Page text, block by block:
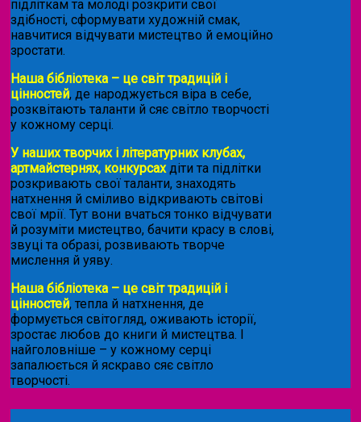
підліткам та молоді розкрити свої
здібності, сформувати художній смак,
навчитися відчувати мистецтво й емоційно
зростати.
Наша бібліотека – це світ традицій і
цінностей, де народжується віра в себе,
розквітають таланти й сяє світло творчості
у кожному серці.
У наших творчих і літературних клубах,
артмайстернях, конкурсахдіти та підлітки
розкривають свої таланти, знаходять
натхнення й сміливо відкривають світові
свої мрії. Тут вони вчаться тонко відчувати
й розуміти мистецтво, бачити красу в слові,
звуці та образі, розвивають творче
мислення й уяву.
Наша бібліотека – це світ традицій і
цінностей, тепла й натхнення, де
формується світогляд, оживають історії,
зростає любов до книги й мистецтва. І
найголовніше – у кожному серці
запалюється й яскраво сяє світло
творчості.